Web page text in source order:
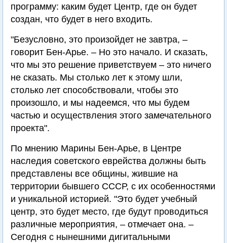
программу: каким будет Центр, где он будет
создан, что будет в него входить.
"Безусловно, это произойдет не завтра, –
говорит Бен-Арье. – Но это начало. И сказать,
что мы это решение приветствуем – это ничего
не сказать. Мы столько лет к этому шли,
столько лет способствовали, чтобы это
произошло, и мы надеемся, что мы будем
частью и осуществления этого замечательного
проекта".
По мнению Марины Бен-Арье, в Центре
наследия советского еврейства должны быть
представлены все общины, жившие на
территории бывшего СССР, с их особенностями
и уникальной историей. "Это будет учебный
центр, это будет место, где будут проводиться
различные мероприятия, – отмечает она. –
Сегодня с нынешними дигитальными